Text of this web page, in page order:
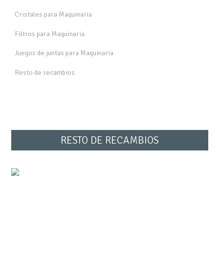
Cristales para Maquinaria
Filtros para Maquinaria
Juegos de juntas para Maquinaria
Resto de recambios
RESTO DE RECAMBIOS